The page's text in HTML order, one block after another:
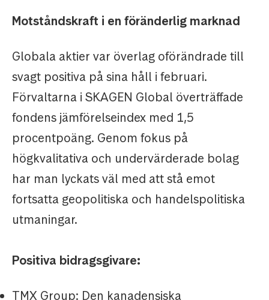
Motståndskraft i en föränderlig marknad
Globala aktier var överlag oförändrade till
svagt positiva på sina håll i februari.
Förvaltarna i SKAGEN Global överträffade
fondens jämförelseindex med 1,5
procentpoäng. Genom fokus på
högkvalitativa och undervärderade bolag
har man lyckats väl med att stå emot
fortsatta geopolitiska och handelspolitiska
utmaningar.
Positiva bidragsgivare:
TMX Group: Den kanadensiska